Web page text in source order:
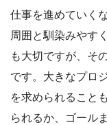
仕事を進めていく
周囲と馴染みやす
も大切ですが、そ
です。大きなプロ
を求められること
られるか、ゴール